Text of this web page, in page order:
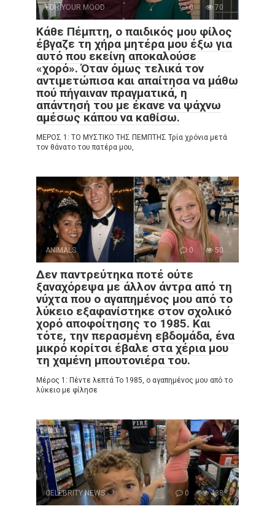
FOR YOUR MOOD 0 70
Κάθε Πέμπτη, ο παιδικός μου φίλος
έβγαζε τη χήρα μητέρα μου έξω για
αυτό που εκείνη αποκαλούσε
«χορό». Όταν όμως τελικά τον
αντιμετώπισα και απαίτησα να μάθω
πού πήγαιναν πραγματικά, η
απάντησή του με έκανε να ψάχνω
αμέσως κάπου να καθίσω.
ΜΕΡΟΣ 1: ΤΟ ΜΥΣΤΙΚΟ ΤΗΣ ΠΕΜΠΤΗΣ Τρία χρόνια μετά
τον θάνατο του πατέρα μου,
ANIMALS 0 50
Δεν παντρεύτηκα ποτέ ούτε
ξαναχόρεψα με άλλον άντρα από τη
νύχτα που ο αγαπημένος μου από το
λύκειο εξαφανίστηκε στον σχολικό
χορό αποφοίτησης το 1985. Και
τότε, την περασμένη εβδομάδα, ένα
μικρό κορίτσι έβαλε στα χέρια μου
τη χαμένη μπουτονιέρα του.
Μέρος 1: Πέντε λεπτά Το 1985, ο αγαπημένος μου από το
λύκειο με φίλησε
CELEBRITY NEWS 0 438